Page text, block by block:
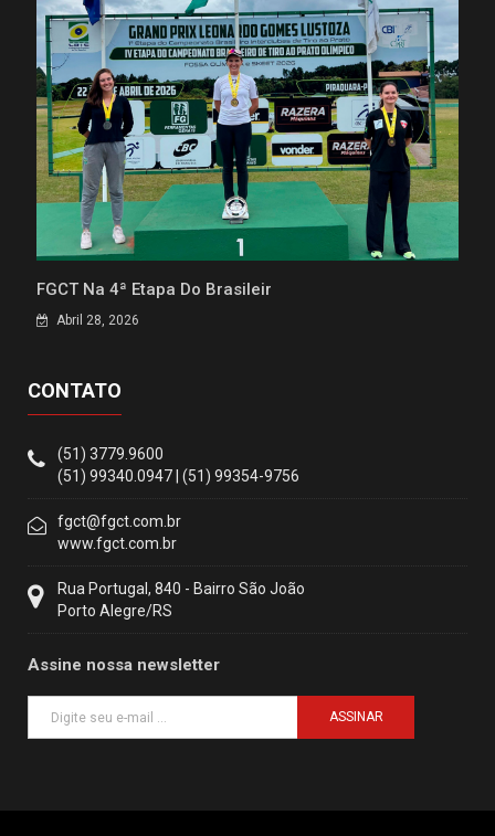
FGCT Na 4ª Etapa Do Brasileir
Abril 28, 2026
CONTATO
(51) 3779.9600
(51) 99340.0947 | (51) 99354-9756
fgct@fgct.com.br
www.fgct.com.br
Rua Portugal, 840 - Bairro São João
Porto Alegre/RS
Assine nossa newsletter
ASSINAR